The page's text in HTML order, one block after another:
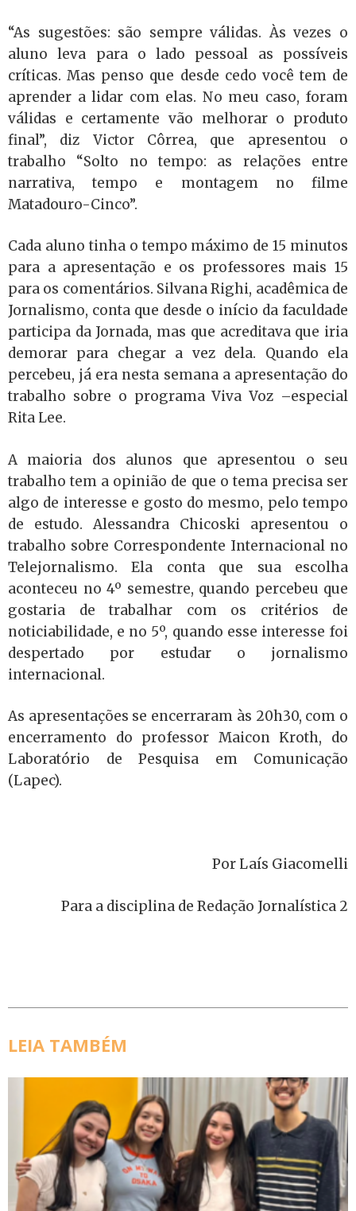
“As sugestões: são sempre válidas. Às vezes o
aluno leva para o lado pessoal as possíveis
críticas. Mas penso que desde cedo você tem de
aprender a lidar com elas. No meu caso, foram
válidas e certamente vão melhorar o produto
final”, diz Victor Côrrea, que apresentou o
trabalho “Solto no tempo: as relações entre
narrativa, tempo e montagem no filme
Matadouro-Cinco”.
Cada aluno tinha o tempo máximo de 15 minutos
para a apresentação e os professores mais 15
para os comentários. Silvana Righi, acadêmica de
Jornalismo, conta que desde o início da faculdade
participa da Jornada, mas que acreditava que iria
demorar para chegar a vez dela. Quando ela
percebeu, já era nesta semana a apresentação do
trabalho sobre o programa Viva Voz –especial
Rita Lee.
A maioria dos alunos que apresentou o seu
trabalho tem a opinião de que o tema precisa ser
algo de interesse e gosto do mesmo, pelo tempo
de estudo. Alessandra Chicoski apresentou o
trabalho sobre Correspondente Internacional no
Telejornalismo. Ela conta que sua escolha
aconteceu no 4º semestre, quando percebeu que
gostaria de trabalhar com os critérios de
noticiabilidade, e no 5º, quando esse interesse foi
despertado por estudar o jornalismo
internacional.
As apresentações se encerraram às 20h30, com o
encerramento do professor Maicon Kroth, do
Laboratório de Pesquisa em Comunicação
(Lapec).
Por Laís Giacomelli
Para a disciplina de Redação Jornalística 2
LEIA TAMBÉM